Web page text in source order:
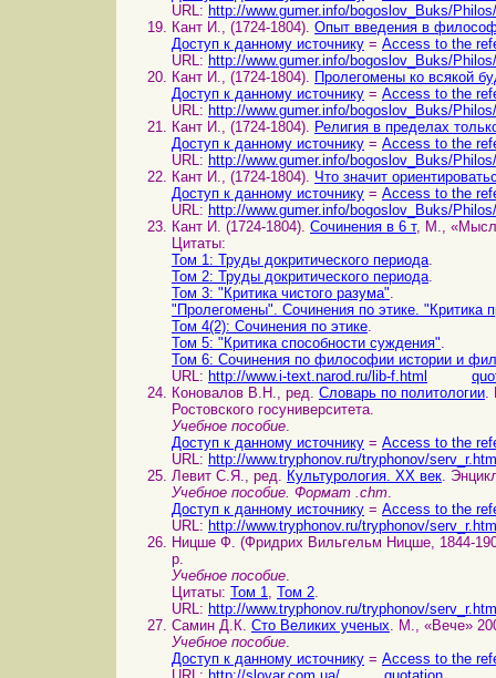
URL: http://www.gumer.info/bogoslov_Buks/
Кант И., (1724-1804). Опыт введения в
Доступ к данному источнику = Access to the
URL: http://www.gumer.info/bogoslov_Buks/
Кант И., (1724-1804). Пролегомены ко всякой
Доступ к данному источнику = Access to the
URL: http://www.gumer.info/bogoslov_Buks/
Кант И., (1724-1804). Религия в пределах
Доступ к данному источнику = Access to the
URL: http://www.gumer.info/bogoslov_Buks/
Кант И., (1724-1804). Что значит
Доступ к данному источнику = Access to the
URL: http://www.gumer.info/bogoslov_Buks/
Кант И. (1724-1804). Сочинения в 6 т, М.,
Цитаты:
Том 1: Труды докритического периода
Том 2: Труды докритического периода
Том 3: "Критика чистого разума"
"Пролегомены". Сочинения по этике. "Критика
Том 4(2): Сочинения по этике
Том 5: "Критика способности суждения"
Том 6: Сочинения по философии истории и
URL: http://www.i-text.narod.ru/lib-f.html
Коновалов В.Н., ред. Словарь по политологии
Ростовского госуниверситета.
Учебное пособие
Доступ к данному источнику = Access to the
URL: http://www.tryphonov.ru/tryphonov/
Левит С.Я., ред. Культурология. XX век .
Учебное пособие. Формат .chm
Доступ к данному источнику = Access to the
URL: http://www.tryphonov.ru/tryphonov/
Ницше Ф. (Фридрих Вильгельм Ницше, 1844-
p.
Учебное пособие
Цитаты: Том 1 Том 2
URL: http://www.tryphonov.ru/tryphonov/
Самин Д.К. Сто Великих ученых . М., «Вече»
Учебное пособие
Доступ к данному источнику = Access to the